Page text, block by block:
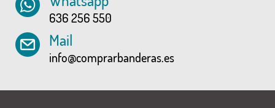
636 256 550
Mail
info@comprarbanderas.es